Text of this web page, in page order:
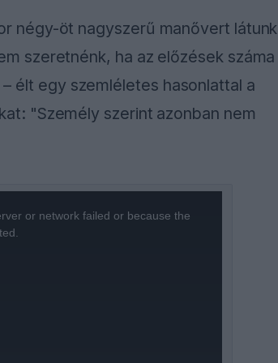
négy-öt nagyszerű manővert látunk
szeretnénk, ha az előzések száma
élt egy szemléletes hasonlattal a
"Személy szerint azonban nem
or network failed or because the